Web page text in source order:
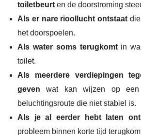
toiletbeurt en de doorstroming
Als er nare rioollucht ontstaat
het doorspoelen.
Als water soms terugkomtin
toilet.
Als meerdere verdiepingen
geven wat kan wijzen op een
beluchtingsroute die niet stabiel is.
Als je al eerder hebt laten
probleem binnen korte tijd